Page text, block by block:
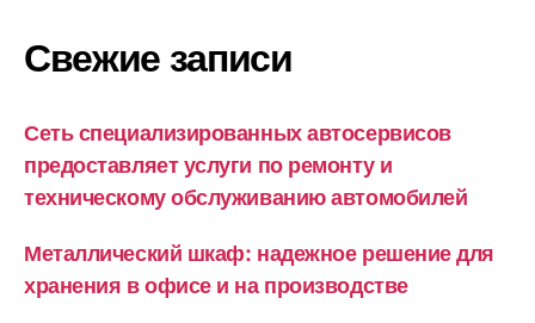
Свежие записи
Сеть специализированных автосервисов
предоставляет услуги по ремонту и
техническому обслуживанию автомобилей
Металлический шкаф: надежное решение для
хранения в офисе и на производстве